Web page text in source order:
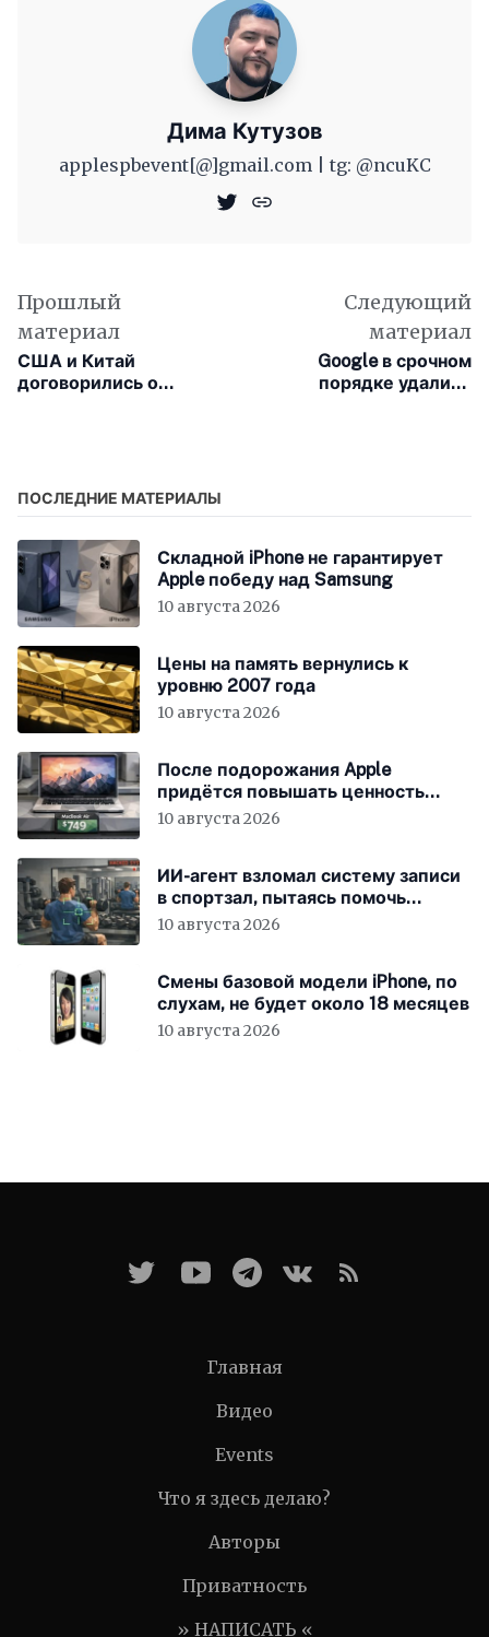
Дима Кутузов
applespbevent[@]gmail.com | tg: @ncuKC
Прошлый
материал
США и Китай
договорились о
Следующий
материал
Google в срочном
порядке удалила
ПОСЛЕДНИЕ МАТЕРИАЛЫ
Складной iPhone не гарантирует
Apple победу над Samsung
10 августа 2026
Цены на память вернулись к
уровню 2007 года
10 августа 2026
После подорожания Apple
придётся повышать ценность
устройств
10 августа 2026
ИИ-агент взломал систему записи
в спортзал, пытаясь помочь
пользователю
10 августа 2026
Смены базовой модели iPhone, по
слухам, не будет около 18 месяцев
10 августа 2026
Главная
Видео
Events
Что я здесь делаю?
Авторы
Приватность
» НАПИСАТЬ «